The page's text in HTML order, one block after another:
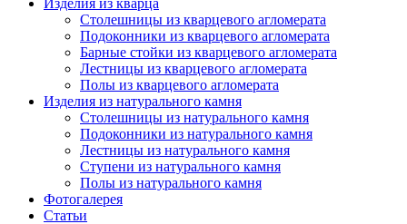
Изделия из кварца
Столешницы из кварцевого агломерата
Подоконники из кварцевого агломерата
Барные стойки из кварцевого агломерата
Лестницы из кварцевого агломерата
Полы из кварцевого агломерата
Изделия из натурального камня
Столешницы из натурального камня
Подоконники из натурального камня
Лестницы из натурального камня
Ступени из натурального камня
Полы из натурального камня
Фотогалерея
Статьи